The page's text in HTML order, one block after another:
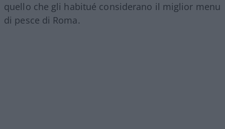
quello che gli habitué considerano il miglior menu
di pesce di Roma.